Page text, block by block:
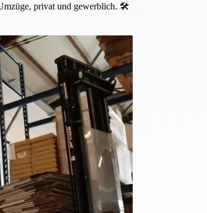
privat und gewerblich. 🛠️